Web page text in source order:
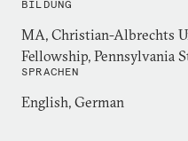
BILDUNG
MA, Christian-Albrechts
Fellowship, Pennsylvania
SPRACHEN
English, German